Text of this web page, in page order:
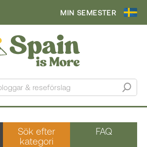
MIN SEMESTER
& reseförslag
Sök efter
kategori
FAQ